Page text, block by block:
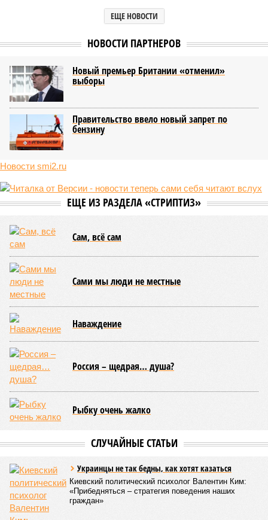
ЕЩЕ НОВОСТИ
НОВОСТИ ПАРТНЕРОВ
Новый премьер Британии «отменил»
выборы
Правительство ввело новый запрет по
бензину
Новости smi2.ru
ЕЩЕ ИЗ РАЗДЕЛА «СТРИПТИЗ»
Сам, всё сам
Сами мы люди не местные
Наваждение
Россия – щедрая… душа?
Рыбку очень жалко
СЛУЧАЙНЫЕ СТАТЬИ
Украинцы не так бедны, как хотят казаться
Киевский политический психолог Валентин Ким:
«Прибедняться – стратегия поведения наших
граждан»